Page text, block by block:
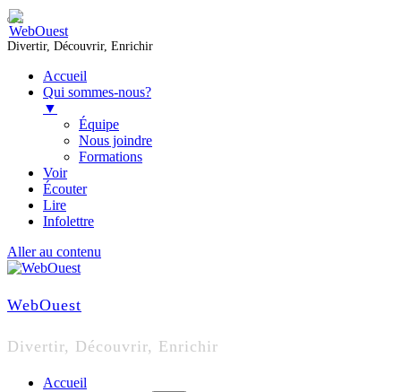
Divertir, Découvrir, Enrichir
Accueil
Qui sommes-nous?
▼
Équipe
Nous joindre
Formations
Voir
Écouter
Lire
Infolettre
Aller au contenu
WebOuest
Divertir, Découvrir, Enrichir
Accueil